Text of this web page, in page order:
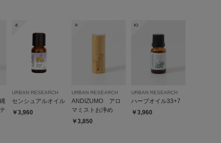
レビューはありません。
8
URBAN RESEARCH
センシュアルオイル
￥3,960
9
URBAN RESEARCH
ANDIZUMO アロ
マミストお浄め
￥3,850
10
URBAN RESEARCH
ハーブオイル33+7
￥3,960